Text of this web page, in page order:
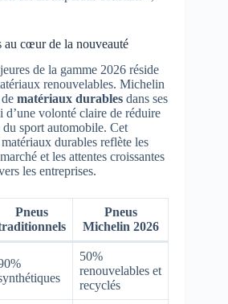
au cœur de la nouveauté
de la gamme 2026 réside
renouvelables. Michelin
matériaux durables dans ses
d’une volonté claire de réduire
sport automobile. Cet
durables reflète les
et les attentes croissantes
les entreprises.
Pneus
Pneus
Michelin 2026
50%
renouvelables et
recyclés